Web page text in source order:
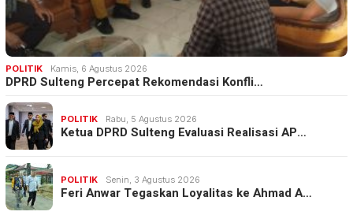
POLITIK Kamis, 6 Agustus 2026
DPRD Sulteng Percepat Rekomendasi Konfli…
POLITIK Rabu, 5 Agustus 2026
Ketua DPRD Sulteng Evaluasi Realisasi AP…
POLITIK Senin, 3 Agustus 2026
Feri Anwar Tegaskan Loyalitas ke Ahmad A…